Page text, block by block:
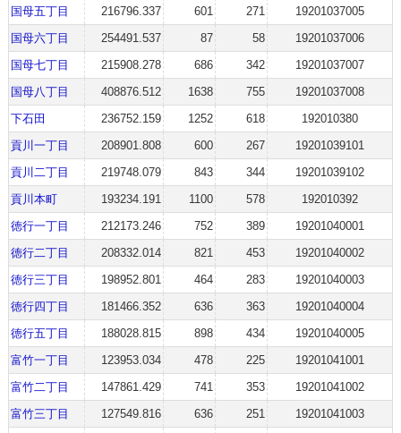
国母五丁目
216796.337 601 271
19201037005
国母六丁目
254491.537 87 58
19201037006
国母七丁目
215908.278 686 342
19201037007
国母八丁目
408876.512 1638 755
19201037008
下石田
236752.159 1252 618
192010380
貢川一丁目
208901.808 600 267
19201039101
貢川二丁目
219748.079 843 344
19201039102
貢川本町
193234.191 1100 578
192010392
徳行一丁目
212173.246 752 389
19201040001
徳行二丁目
208332.014 821 453
19201040002
徳行三丁目
198952.801 464 283
19201040003
徳行四丁目
181466.352 636 363
19201040004
徳行五丁目
188028.815 898 434
19201040005
富竹一丁目
123953.034 478 225
19201041001
富竹二丁目
147861.429 741 353
19201041002
富竹三丁目
127549.816 636 251
19201041003